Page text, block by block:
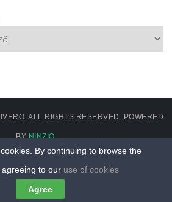
ALL RIGHTS RESERVED. POWERED
BYNINZIO
By continuing to browse the
to our use of cookies
Agree